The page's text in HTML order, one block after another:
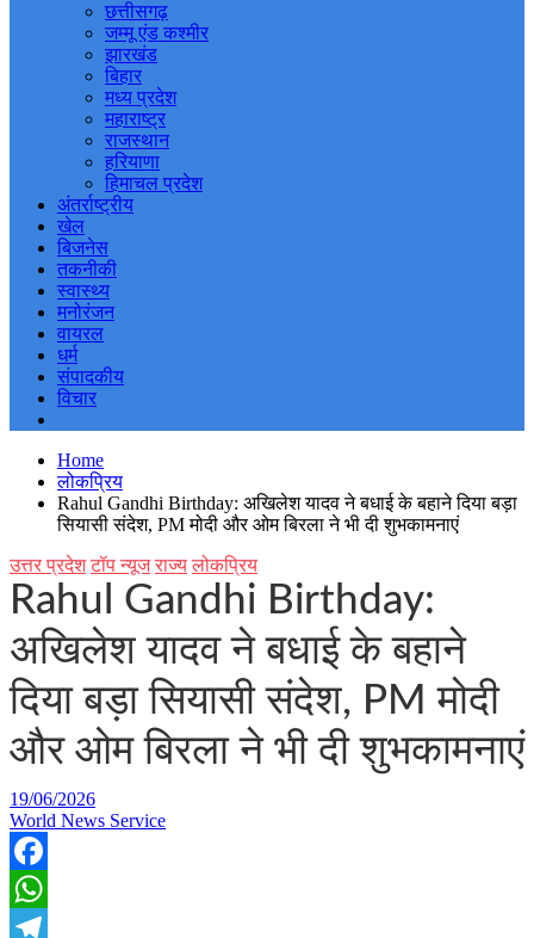
छत्तीसगढ़
जम्मू एंड कश्मीर
झारखंड
बिहार
मध्य प्रदेश
महाराष्ट्र
राजस्थान
हरियाणा
हिमाचल प्रदेश
अंतर्राष्ट्रीय
खेल
बिजनेस
तकनीकी
स्वास्थ्य
मनोरंजन
वायरल
धर्म
संपादकीय
विचार
Home
लोकप्रिय
Rahul Gandhi Birthday: अखिलेश यादव ने बधाई के बहाने दिया बड़ा
सियासी संदेश, PM मोदी और ओम बिरला ने भी दी शुभकामनाएं
उत्तर प्रदेश टॉप न्यूज राज्य लोकप्रिय
Rahul Gandhi Birthday:
अखिलेश यादव ने बधाई के बहाने
दिया बड़ा सियासी संदेश, PM मोदी
और ओम बिरला ने भी दी शुभकामनाएं
19/06/2026
World News Service
Facebook
WhatsApp